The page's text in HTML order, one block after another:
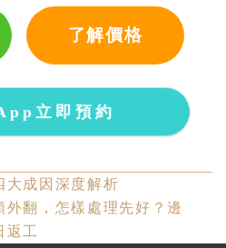
了解價格
立即預約
大成因深度解析
外翻，怎樣處理先好？邊
返工